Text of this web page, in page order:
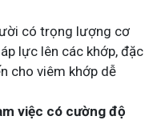
có trọng lượng cơ
lực lên các khớp, đặc
cho viêm khớp dễ
việc có cường độ